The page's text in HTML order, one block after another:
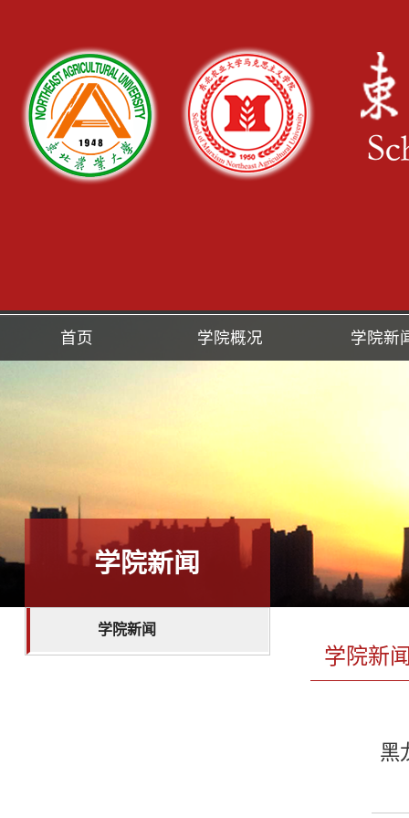
首页 学院概况 学院新
学院新闻
学院新闻
学院新
黑